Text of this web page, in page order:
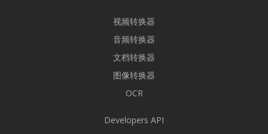
视频转换器
音频转换器
文档转换器
图像转换器
OCR
Developers API